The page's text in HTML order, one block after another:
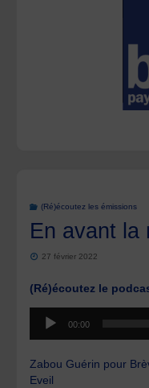
(Ré)écoutez les émissions
En avant la
27 février 2022
(Ré)écoutez le
Lecteur
audio
00:00
Zabou Guérin pour
Eveil